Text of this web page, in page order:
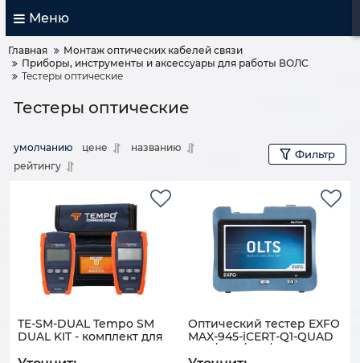
Меню
Главная
Монтаж оптических кабелей связи
Приборы, инструменты и аксессуары для работы ВОЛС
Тестеры оптические
Тестеры оптические
умолчанию цене
названию
рейтингу
Фильтр
TE-SM-DUAL Tempo SM
DUAL KIT - комплект для
Оптический тестер EXFO
MAX-945-iCERT-Q1-QUAD
(850/1300/1310/1550 nm),